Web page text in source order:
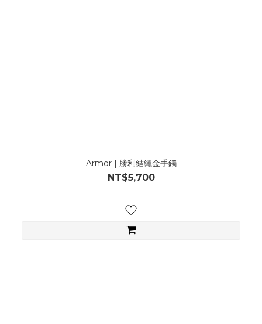
Armor | 勝利結繩金手鐲
NT$5,700